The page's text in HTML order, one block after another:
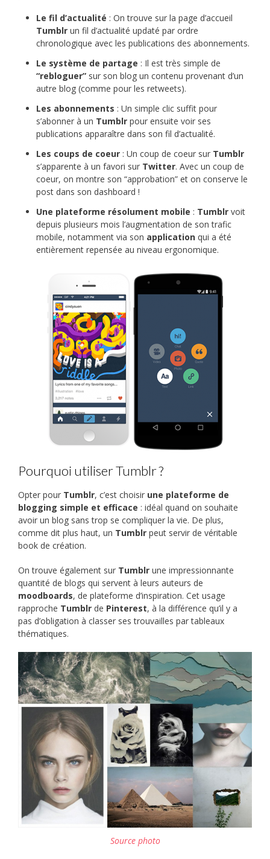
Le fil d’actualité : On trouve sur la page d’accueil
Tumblr un fil d’actualité updaté par ordre
chronologique avec les publications des abonnements.
Le système de partage : Il est très simple de
“rebloguer” sur son blog un contenu provenant d’un
autre blog (comme pour les retweets).
Les abonnements : Un simple clic suffit pour
s’abonner à un Tumblr pour ensuite voir ses
publications apparaître dans son fil d’actualité.
Les coups de coeur : Un coup de coeur sur Tumblr
s’apparente à un favori sur Twitter. Avec un coup de
coeur, on montre son “approbation” et on conserve le
post dans son dashboard !
Une plateforme résolument mobile : Tumblr voit
depuis plusieurs mois l’augmentation de son trafic
mobile, notamment via son application qui a été
entièrement repensée au niveau ergonomique.
Pourquoi utiliser Tumblr ?
Opter pour Tumblr, c’est choisir une plateforme de
blogging simple et efficace : idéal quand on souhaite
avoir un blog sans trop se compliquer la vie. De plus,
comme dit plus haut, un Tumblr peut servir de véritable
book de création.
On trouve également sur Tumblr une impressionnante
quantité de blogs qui servent à leurs auteurs de
moodboards, de plateforme d’inspiration. Cet usage
rapproche Tumblr de Pinterest, à la différence qu’il y a
pas d’obligation à classer ses trouvailles par tableaux
thématiques.
Source photo